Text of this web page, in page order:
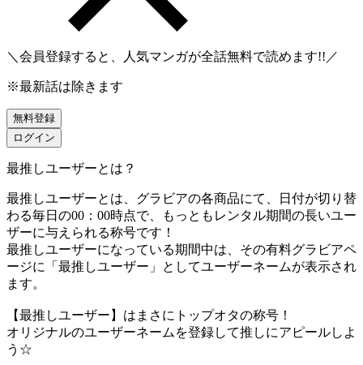
＼会員登録すると、人気マンガが全話無料で読めます!!／
※最新話は除きます
無料登録
ログイン
最推しユーザーとは？
最推しユーザーとは、グラビアの各商品にて、日付が切り替
わる毎日の00：00時点で、
もっともレンタル期間の長いユー
ザーに与えられる称号です！
最推しユーザーになっている期間中は、 その有料グラビアペ
ージに「最推しユーザー」としてユーザーネームが表示され
ます。
【最推しユーザー】はまさにトップオタの称号！
オリジナルのユーザーネームを登録して推しにアピールしよ
う☆